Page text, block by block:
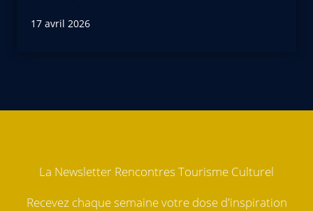
17 avril 2026
La Newsletter Rencontres Tourisme Culturel
Recevez chaque semaine votre dose d'inspiration